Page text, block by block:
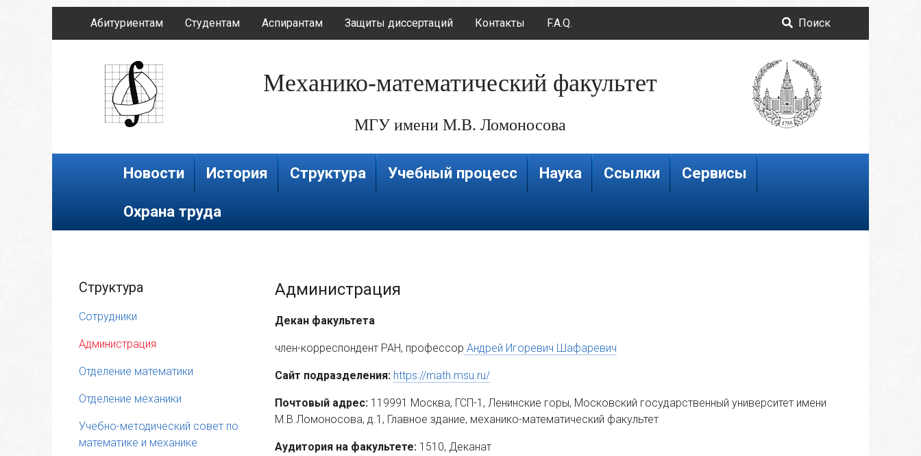
Абитуриентам Студентам Аспирантам Защиты диссертаций Контакты F.A.Q. Поиск
Механико-математический факультет
МГУ имени М.В. Ломоносова
Новости История Структура Учебный процесс Наука Ссылки Сервисы
Охрана труда
Структура
Сотрудники
Администрация
Отделение математики
Отделение механики
Учебно-методический совет по
математике и механике
Администрация
Декан факультета
член-корреспондент РАН, профессор Андрей Игоревич Шафаревич
Сайт подразделения: https://math.msu.ru/
Почтовый адрес: 119991 Москва, ГСП-1, Ленинские горы, Московский государственный университет имени
М.В.Ломоносова, д.1, Главное здание, механико-математический факультет
Аудитория на факультете: 1510, Деканат